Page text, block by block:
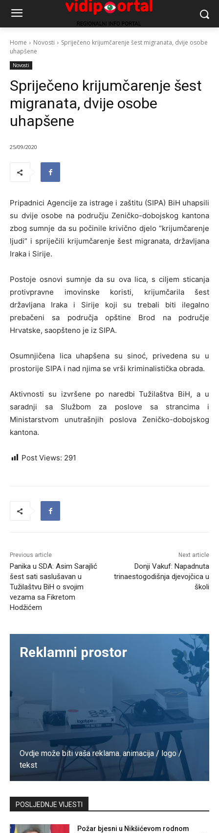
Home Novosti
Spriječeno krijumčarenje šest migranata, dvije osobe
uhapšene
Novosti
Spriječeno krijumčarenje šest
migranata, dvije osobe
uhapšene
25/09/2020
Pripadnici Agencije za istrage i zaštitu (SIPA) BiH uhapsili
su dvije osobe na području Zeničko-dobojskog kantona
zbog sumnje da su počinile krivično djelo “krijumčarenje
ljudi” i spriječili krijumčarenje šest migranata, državljana
Iraka i Sirije.
Postoje osnovi sumnje da su ova lica, s ciljem sticanja
protivpravne imovinske koristi, krijumčarila šest
državljana Iraka i Sirije koji su trebali biti ilegalno
prebačeni sa područja opštine Brod na područje
Hrvatske, saopšteno je iz SIPA.
Osumnjičena lica uhapšena su sinoć, privedena su u
prostorije SIPA i nad njima se vrši kriminalistička obrada.
Aktivnosti su izvršene po naredbi Tužilaštva BiH, a u
saradnji sa Službom za poslove sa strancima i
Ministarstvom unutrašnjih poslova Zeničko-dobojskog
kantona.
Post Views: 291
Previous article
Panika u SDA: Asim Sarajlić
šest sati saslušavan u
Tužilaštvu BiH o svojim
vezama sa Fikretom
Hodžićem
Next article
Donji Vakuf: Napadnuta
trinaestogodišnja djevojčica u
školi
Reklamni prostor
Ovdje može biti vaša reklama. animacija / logo /
tekst
Kontaktirajte nas
POSLJEDNJE VIJESTI
Požar bjesni u Nikšićevom rodnom